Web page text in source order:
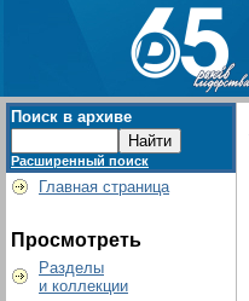
Поиск в архиве
Расширенный поиск
Главная страница
Просмотреть
Разделы
и коллекции